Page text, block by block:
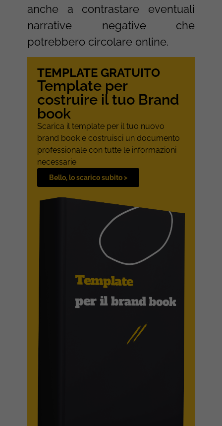
anche a contrastare eventuali
narrative negative che
potrebbero circolare online.
TEMPLATE GRATUITO
Template per
costruire il tuo Brand
book
Scarica il template per il tuo nuovo
brand book e costruisci un documento
professionale con tutte le informazioni
necessarie
Bello, lo scarico subito >